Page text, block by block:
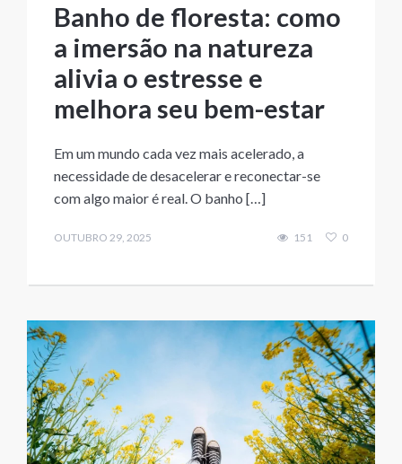
Banho de floresta: como
a imersão na natureza
alivia o estresse e
melhora seu bem-estar
Em um mundo cada vez mais acelerado, a
necessidade de desacelerar e reconectar-se
com algo maior é real. O banho […]
OUTUBRO 29, 2025 151 0